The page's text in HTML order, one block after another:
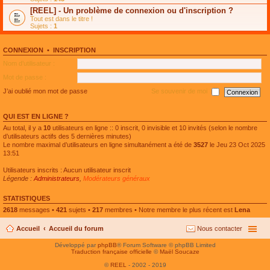
e
p
l
u
s
é
c
e
n
t
n
l
u
l
e
l
u
s
é
e
g
e
n
o
n
u
l
e
l
s
e
n
t
[REEL] - Un problème de connexion ou d'inscription ?
Tout est dans le titre !
Sujets : 1
CONNEXION • INSCRIPTION
Nom d’utilisateur :
Mot de passe :
J’ai oublié mon mot de passe
Se souvenir de moi
QUI EST EN LIGNE ?
Au total, il y a 10 utilisateurs en ligne :: 0 inscrit, 0 invisible et 10 invités (selon le nombre
d’utilisateurs actifs des 5 dernières minutes)
Le nombre maximal d’utilisateurs en ligne simultanément a été de 3527 le Jeu 23 Oct 2025
13:51
Utilisateurs inscrits : Aucun utilisateur inscrit
Légende : Administrateurs Modérateurs généraux
STATISTIQUES
2618 messages • 421 sujets • 217 membres • Notre membre le plus récent est Lena
Accueil Accueil du forum Nous contacter
Développé parphpBB® Forum Software © phpBB Limited
Traduction française officielle © Maël Soucaze
© REEL - 2002 - 2019